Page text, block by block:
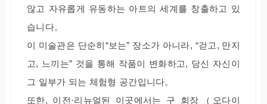
않고 자유롭게 유동하는 아트의 세계를 창출하고 있
습니다。
이 미술관은 단순히“보는” 장소가 아니라, “걷고, 만지
고, 느끼는” 것을 통해 작품이 변화하고, 당신 자신이
그 일부가 되는 체험형 공간입니다。
또한, 이전·리뉴얼된 이곳에서는 구 회장（오다이